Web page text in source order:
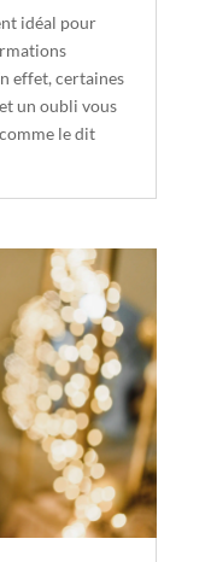
idéal pour
effet, certaines
un oubli vous
le dit